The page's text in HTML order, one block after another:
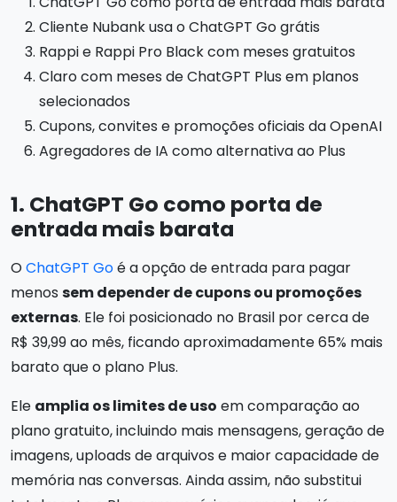
Cliente Nubank usa o ChatGPT Go grátis
Rappi e Rappi Pro Black com meses gratuitos
Claro com meses de ChatGPT Plus em planos
selecionados
Cupons, convites e promoções oficiais da OpenAI
Agregadores de IA como alternativa ao Plus
1. ChatGPT Go como porta de
entrada mais barata
OChatGPT Goé a opção de entrada para pagar
menos sem depender de cupons ou promoções
externas. Ele foi posicionado no Brasil por cerca de
R$ 39,99 ao mês, ficando aproximadamente 65% mais
barato que o plano Plus.
Ele amplia os limites de uso em comparação ao
plano gratuito, incluindo mais mensagens, geração de
imagens, uploads de arquivos e maior capacidade de
memória nas conversas. Ainda assim, não substitui